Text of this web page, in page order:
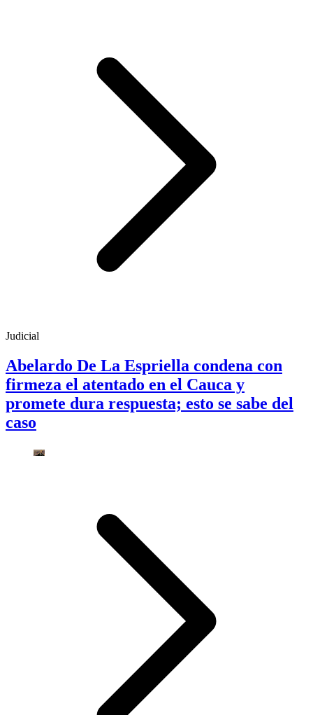
Judicial
Abelardo De La Espriella condena con
firmeza el atentado en el Cauca y
promete dura respuesta; esto se sabe del
caso